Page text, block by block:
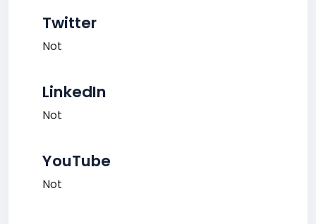
Twitter
Not
LinkedIn
Not
YouTube
Not